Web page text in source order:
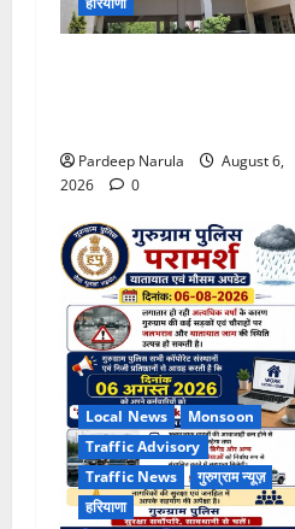
Pardeep Narula
August 6,
2026
0
Local News
Monsoon
Traffic Advisory
Traffic News
गुरुग्राम न्यूज़
हरियाणा